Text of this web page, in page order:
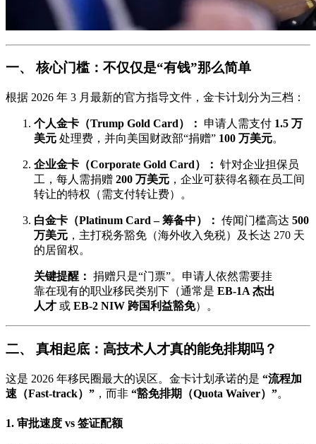
一、 核心门槛：不仅仅是“有钱”那么简单
根据 2026 年 3 月最新的官方指导文件，金卡计划分为三档：
个人金卡（Trump Gold Card）： 申请人需支付 1.5 万
美元 处理费，并向美国财政部“捐赠” 100 万美元。
企业金卡（Corporate Gold Card）： 针对企业担保员
工，每人需捐赠 200 万美元 ，企业可获得名额在员工间
转让的特权（需支付转让费）。
白金卡（Platinum Card – 筹备中）： 传闻门槛高达 500
万美元 ，主打税务豁免（海外收入免税）及长达 270 天
的居留权。
关键提醒： 捐赠只是“门票”。申请人依然需要挂
靠在现有的职业移民类别下（通常是 EB-1A 杰出
人才 或 EB-2 NIW 跨国利益豁免）。
二、 真相起底：高技术人才真的能免排期吗？
这是 2026 年移民圈最大的误区。金卡计划承诺的是 “流程加
速（Fast-track）” ，而非 “豁免排期（Quota Waiver）”。
1. 审批速度 vs 签证配额